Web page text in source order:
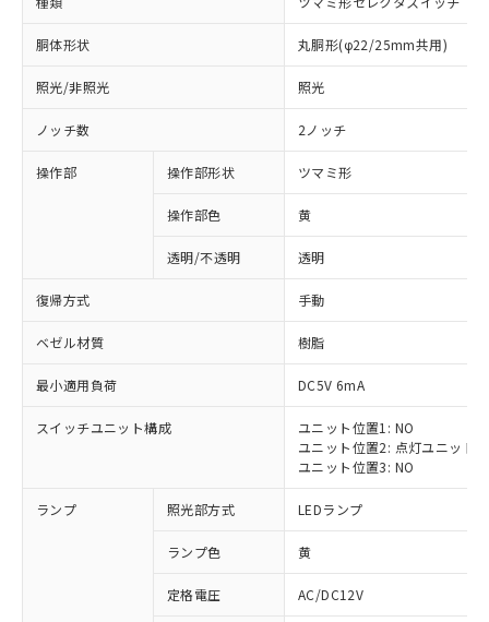
胴体形状 丸胴形(φ22/25mm共用)
照光/非照光 照光
ノッチ数 2ノッチ
操作部 操作部形状 ツマミ形
操作部色 黄
透明/不透明 透明
復帰方式 手動
ベゼル材質 樹脂
最小適用負荷 DC5V 6mA
スイッチユニット構成
ユニット位置1: NO
ユニット位置2: 点灯ユニット
ユニット位置3: NO
ランプ 照光部方式 LEDランプ
ランプ色 黄
定格電圧 AC/DC12V